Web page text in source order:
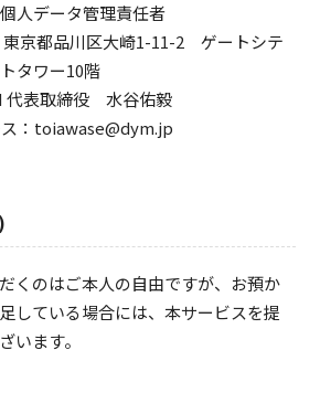
人データ管理責任者
京都品川区大崎1-11-2 ゲートシテ
タワー10階
代表取締役 水谷佑毅
：toiawase@dym.jp
くのはご本人の自由ですが、お預か
している場合には、本サービスを提
います。